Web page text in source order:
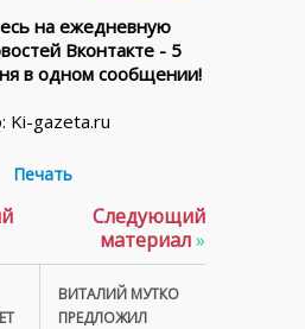
на ежедневную
Вконтакте - 5
в одном сообщении!
Ki-gazeta.ru
Печать
Следующий
материал»
ВИТАЛИЙ МУТКО
ПРЕДЛОЖИЛ